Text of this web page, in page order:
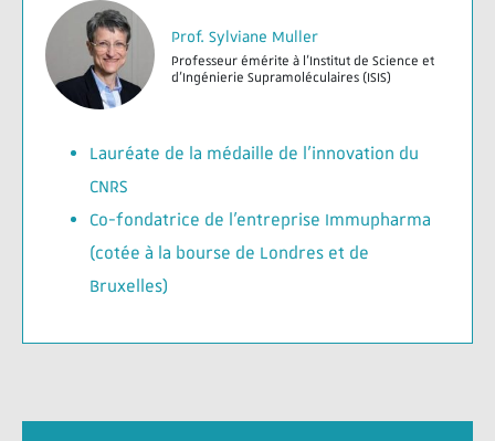
Prof. Sylviane Muller
Professeur émérite à l’Institut de Science et
d'Ingénierie Supramoléculaires (ISIS)
Lauréate de la médaille de l’innovation du
CNRS
Co-fondatrice de l’entreprise Immupharma
(cotée à la bourse de Londres et de
Bruxelles)